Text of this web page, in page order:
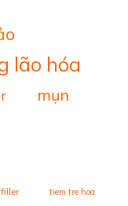
lão hóa
mụn
tiem tre hoa